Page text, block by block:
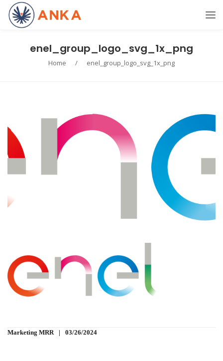
enel_group_logo_svg_1x_png
Home / enel_group_logo_svg_1x_png
Marketing MRR 03/26/2024